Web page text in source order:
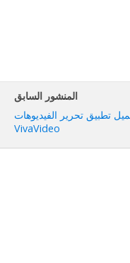
المنشور السابق
تطبيق تحرير الفيديوهات
VivaVideo